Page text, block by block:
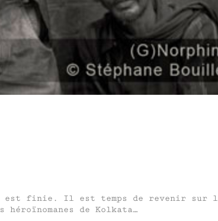
est finie. Il est temps de revenir sur
de Kolkata…